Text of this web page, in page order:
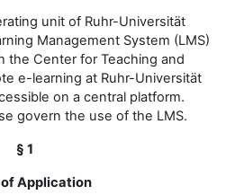
unit of Ruhr-Universität
Management System (LMS)
the Center for Teaching and
e-learning at Ruhr-Universität
on a central platform.
govern the use of the LMS.
§ 1
Application